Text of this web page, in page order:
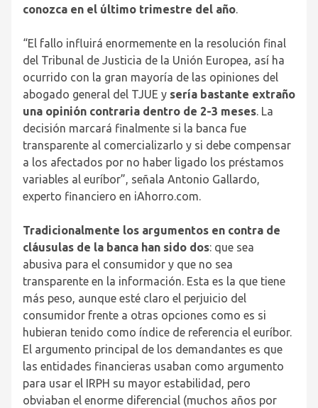
conozca en el último trimestre del año.
“El fallo influirá enormemente en la resolución final
del Tribunal de Justicia de la Unión Europea, así ha
ocurrido con la gran mayoría de las opiniones del
abogado general del TJUE y sería bastante extraño
una opinión contraria dentro de 2-3 meses. La
decisión marcará finalmente si la banca fue
transparente al comercializarlo y si debe compensar
a los afectados por no haber ligado los préstamos
variables al euríbor”, señala Antonio Gallardo,
experto financiero en iAhorro.com.
Tradicionalmente los argumentos en contra de
cláusulas de la banca han sido dos: que sea
abusiva para el consumidor y que no sea
transparente en la información. Esta es la que tiene
más peso, aunque esté claro el perjuicio del
consumidor frente a otras opciones como es si
hubieran tenido como índice de referencia el euríbor.
El argumento principal de los demandantes es que
las entidades financieras usaban como argumento
para usar el IRPH su mayor estabilidad, pero
obviaban el enorme diferencial (muchos años por